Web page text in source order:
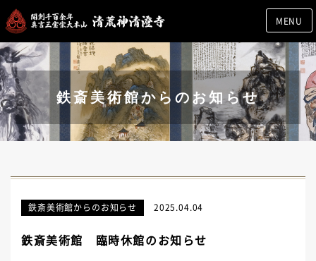
MENU
鉄斎美術館からのお知らせ
鉄斎美術館からのお知らせ 2025.04.04
鉄斎美術館 臨時休館のお知らせ